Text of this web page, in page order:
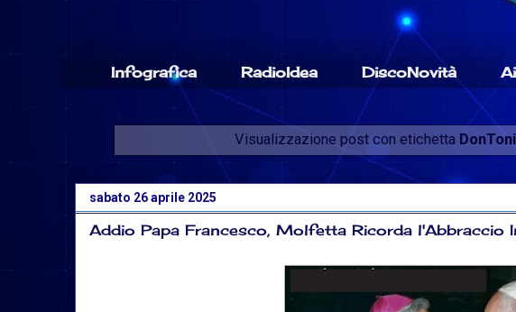
Infografica RadioIdea DiscoNovità
Visualizzazione post con etichetta
sabato 26 aprile 2025
Addio Papa Francesco, Molfetta Ricorda l'Abbraccio